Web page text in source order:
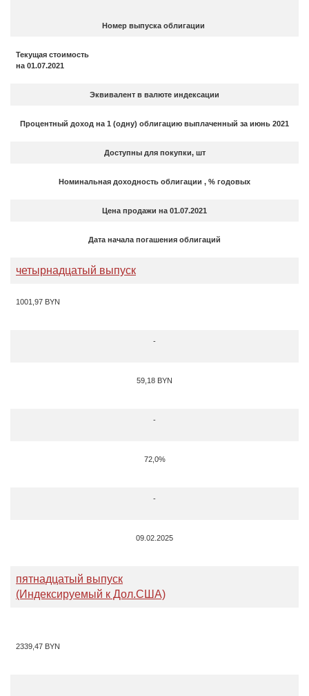
Номер выпуска облигации
Текущая стоимость
на 01.07.2021
Эквивалент в валюте индексации
Процентный доход на 1 (одну) облигацию выплаченный за июнь 2021
Доступны для покупки, шт
Номинальная доходность облигации , % годовых
Цена продажи на 01.07.2021
Дата начала погашения облигаций
четырнадцатый выпуск
1001,97 BYN
-
59,18 BYN
-
72,0%
-
09.02.2025
пятнадцатый выпуск
(Индексируемый к Дол.США)
2339,47 BYN